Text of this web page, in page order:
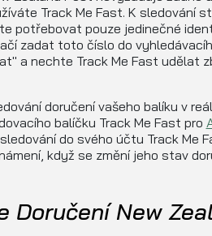
Track Me Fast. K sledování
potřebovat pouze jedinečné
zadat toto číslo do
a nechte Track Me Fast udělat
doručení vašeho balíku v
balíčku Track Me Fast pro
do svého účtu Track Me
když se změní jeho stav
Doručení New